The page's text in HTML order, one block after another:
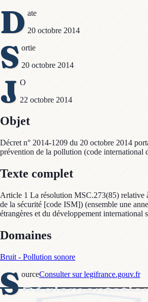
D ate
20 octobre 2014
S ortie
20 octobre 2014
J O
22 octobre 2014
Objet
Décret n° 2014-1209 du 20 octobre 2014
prévention de la pollution (code international
Texte complet
Article 1 La résolution MSC.273(85) relative
de la sécurité [code ISM]) (ensemble une
étrangères et du développement
Domaines
Bruit - Pollution sonore
S ourceConsulter sur legifrance.gouv.fr